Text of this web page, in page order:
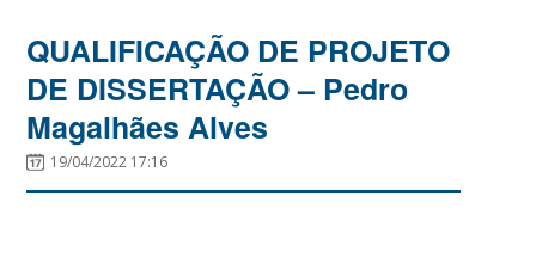
QUALIFICAÇÃO DE PROJETO
DE DISSERTAÇÃO – Pedro
Magalhães Alves
19/04/2022 17:16